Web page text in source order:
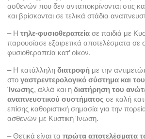
ασθενών που δεν ανταποκρίνονται στις
και βρίσκονται σε τελικά στάδια
– Η τηλε-φυσιοθεραπεία σε παιδιά με
παρουσίασε εξαιρετικά αποτελέσματα σε
φυσιοθεραπεία κατ’ οίκον.
– Η κατάλληλη διατροφή με την
στο γαστρεντερολογικό σύστημα και
Ίνωσης, αλλά και η διατήρηση του
αναπνευστικού συστήματος σε καλή
επίσης καθοριστική σημασία για την
ασθενών με Κυστική Ίνωση.
– Θετικά είναι τα πρώτα αποτελέσματα